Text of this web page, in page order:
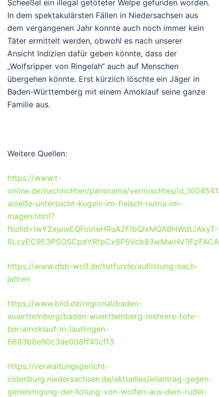
Scheeßel ein illegal getöteter Welpe gefunden worden.
In dem spektakulärsten Fällen in Niedersachsen aus
dem vergangenen Jahr konnte auch noch immer kein
Täter ermittelt werden, obwohl es nach unserer
Ansicht Indizien dafür geben könnte, dass der
„Wolfsripper von Ringelah“ auch auf Menschen
übergehen könnte. Erst kürzlich löschte ein Jäger in
Baden-Württemberg mit einem Amoklauf seine ganze
Familie aus.
Weitere Quellen:
https://www.t-
online.de/nachrichten/panorama/vermischtes/
woelfe-untersucht-kugeln-im-fleisch-nutria-im-
magen.html?
fbclid=IwY2xjawEQFoVleHRuA2FlbQIxMQABHWdtJAkyT-
https://www.dbb-wolf.de/totfunde/auflistung-nach-
jahren
https://www.bild.de/regional/baden-
wuerttemberg/baden-wuerttemberg-mehrere-tote-
bei-amoklauf-in-lautlingen-
6693b8e90c3ae008ff40cff3
https://verwaltungsgericht-
oldenburg.niedersachsen.de/aktuelles/eilantrag-gegen-
genehmigung-der-totung-von-wolfen-aus-dem-rudel-